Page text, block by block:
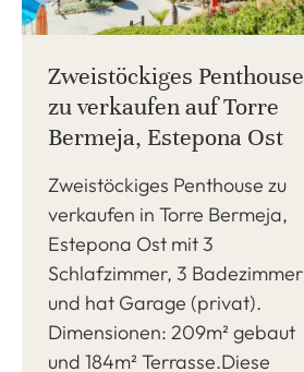
Zweistöckiges Penthouse
zu verkaufen auf Torre
Bermeja, Estepona Ost
Zweistöckiges Penthouse zu
verkaufen in Torre Bermeja,
Estepona Ost mit 3
Schlafzimmer, 3 Badezimmer
und hat Garage (privat).
Dimensionen: 209m² gebaut
und 184m² Terrasse.Diese